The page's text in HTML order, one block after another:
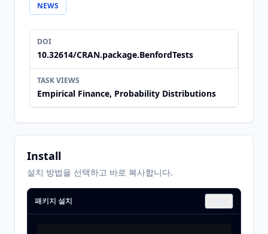
NEWS
DOI
10.32614/CRAN.package.BenfordTests
TASK VIEWS
Empirical Finance, Probability Distributions
Install
설치 방법을 선택하고 바로 복사합니다.
패키지 설치